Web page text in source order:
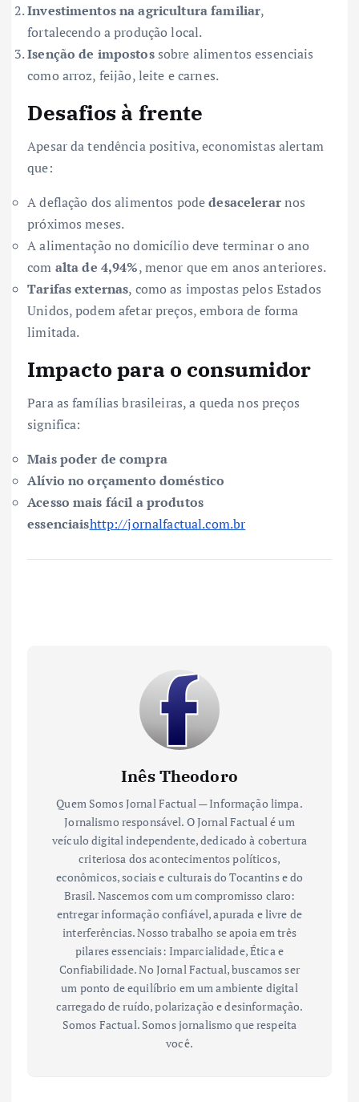
Investimentos na agricultura familiar,
fortalecendo a produção local.
Isenção de impostossobre alimentos essenciais
como arroz, feijão, leite e carnes.
Desafios à frente
Apesar da tendência positiva, economistas alertam
que:
A deflação dos alimentos podedesacelerarnos
próximos meses.
A alimentação no domicílio deve terminar o ano
com alta de 4,94%, menor que em anos anteriores.
Tarifas externas, como as impostas pelos Estados
Unidos, podem afetar preços, embora de forma
limitada.
Impacto para o consumidor
Para as famílias brasileiras, a queda nos preços
significa:
Mais poder de compra
Alívio no orçamento doméstico
Acesso mais fácil a produtos
essenciaishttp://jornalfactual.com.br
Inês Theodoro
Quem Somos Jornal Factual — Informação limpa.
Jornalismo responsável. O Jornal Factual é um
veículo digital independente, dedicado à cobertura
criteriosa dos acontecimentos políticos,
econômicos, sociais e culturais do Tocantins e do
Brasil. Nascemos com um compromisso claro:
entregar informação confiável, apurada e livre de
interferências. Nosso trabalho se apoia em três
pilares essenciais: Imparcialidade, Ética e
Confiabilidade. No Jornal Factual, buscamos ser
um ponto de equilíbrio em um ambiente digital
carregado de ruído, polarização e desinformação.
Somos Factual. Somos jornalismo que respeita
você.